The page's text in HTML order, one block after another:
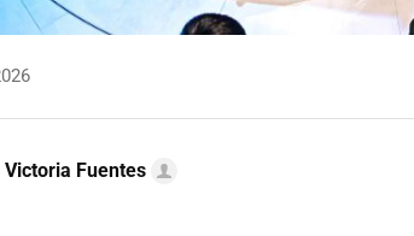
Victoria Fuentes